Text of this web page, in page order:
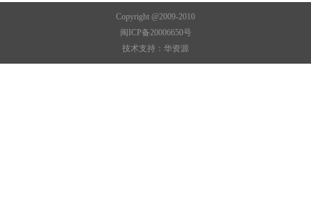
Copyright @2009-2010
闽ICP备20006650号
技术支持： 华资源